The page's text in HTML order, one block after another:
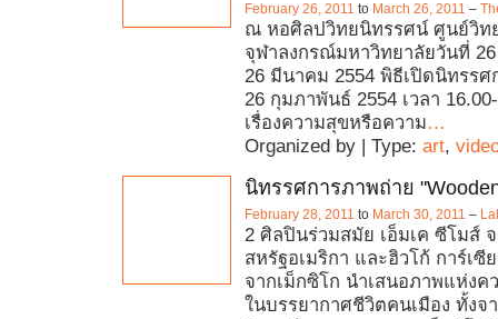
February 26, 2011 to March 26, 2011 –
ณ หอศิลปวิทยนิทรรศน์ ศูนย์วิท
จุฬาลงกรณ์มหาวิทยาลัยวันที่
26 มีนาคม 2554 พิธีเปิดนิทรรศ
26 กุมภาพันธ์ 2554 เวลา
เรื่องความสุขหรือความ…
Organized by | Type: art,
นิทรรศการภาพถ่าย
February 28, 2011 to March 30, 2011 –
2 ศิลปินร่วมสมัย เอ็มเค ซีโมส์
สหรัฐอเมริกา และฮิวโก้ การ์เซี
จากเม็กซิโก นำเสนอภาพแห่งค
ในบรรยากาศชีวิตคนเมือง ทั้งจ